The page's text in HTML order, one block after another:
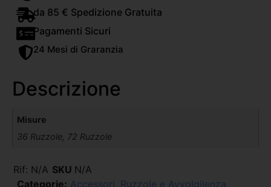
da 85 € Spedizione Gratuita
Pagamenti Sicuri
24 Mesi di Graranzia
Descrizione
Misure
36 Ruzzole, 72 Ruzzole
Rif: N/A SKU N/A
Categorie: Accessori , Ruzzole e Avvolgilenza